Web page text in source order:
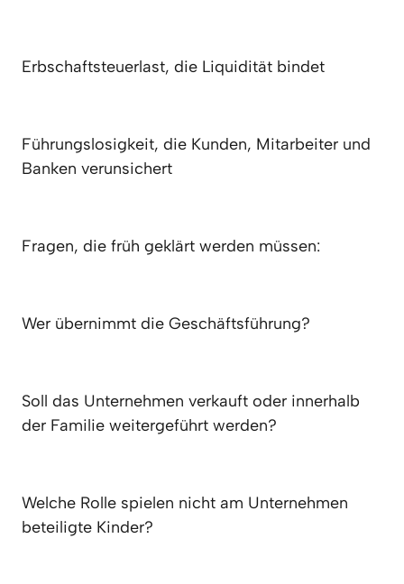
Erbschaftsteuerlast, die Liquidität bindet
Führungslosigkeit, die Kunden, Mitarbeiter und
Banken verunsichert
Fragen, die früh geklärt werden müssen:
Wer übernimmt die Geschäftsführung?
Soll das Unternehmen verkauft oder innerhalb
der Familie weitergeführt werden?
Welche Rolle spielen nicht am Unternehmen
beteiligte Kinder?